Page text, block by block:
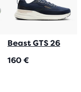
Beast GTS 26
160 €